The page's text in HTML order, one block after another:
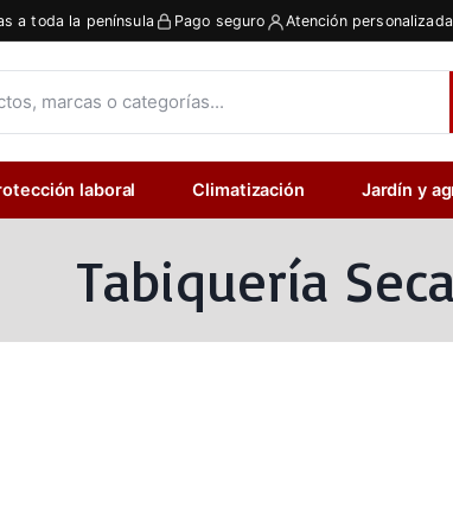
a toda la península Pago seguro Atención personalizada
laboral Climatización Jardín y
Tabiquería Seca